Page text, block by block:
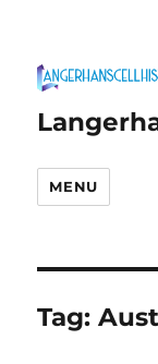
MENU
Tag: